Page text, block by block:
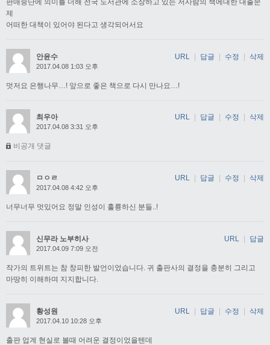
제
어떠한 대책이 있어야 된다고 생각되어서요
안윤수
2017.04.08 1:03 오후
멋저요 은행나무…! 앞으로 좋은 책으로 다시 만나요…!
URL | 답글 | 수정 | 삭제
최우아
2017.04.08 3:31 오후
비공개 댓글
URL 답글 수정 삭제
ㅁㅇㄹ
2017.04.08 4:42 오후
너무너무 멋있어요 정말 인성이 훌륭하신 분들..!
URL 답글 수정 삭제
신무라 노부히사
2017.04.09 7:09 오전
작가의 트위트는 참 창피한 발언이었습니다. 귀 출판사의 결정을 충분히 그리고
마땅히 이해하며 지지합니다.
URL | 답글
황성원
2017.04.10 10:28 오후
출판 업계 현실로 볼때 어려운 결정이었을텐데
URL | 답글 | 수정 | 삭제